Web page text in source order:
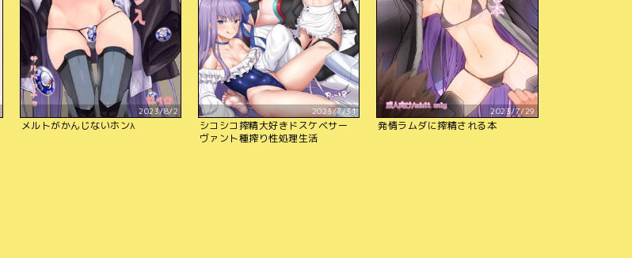
2023/8/2
メルトがかんじないホンλ
2023/7/31
シコシコ搾精大好きドスケベサー
ヴァント種搾り性処理生活
2023/7/29
発情ラムダに搾精される本